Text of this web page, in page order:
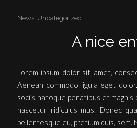
News, Uncategorized
A nice
Lorem ipsum dolor sit amet,
Aenean commodo ligula eget
sociis natoque penatibus et
nascetur ridiculus mus. Donec
pellentesque eu, pretium quis, sem.